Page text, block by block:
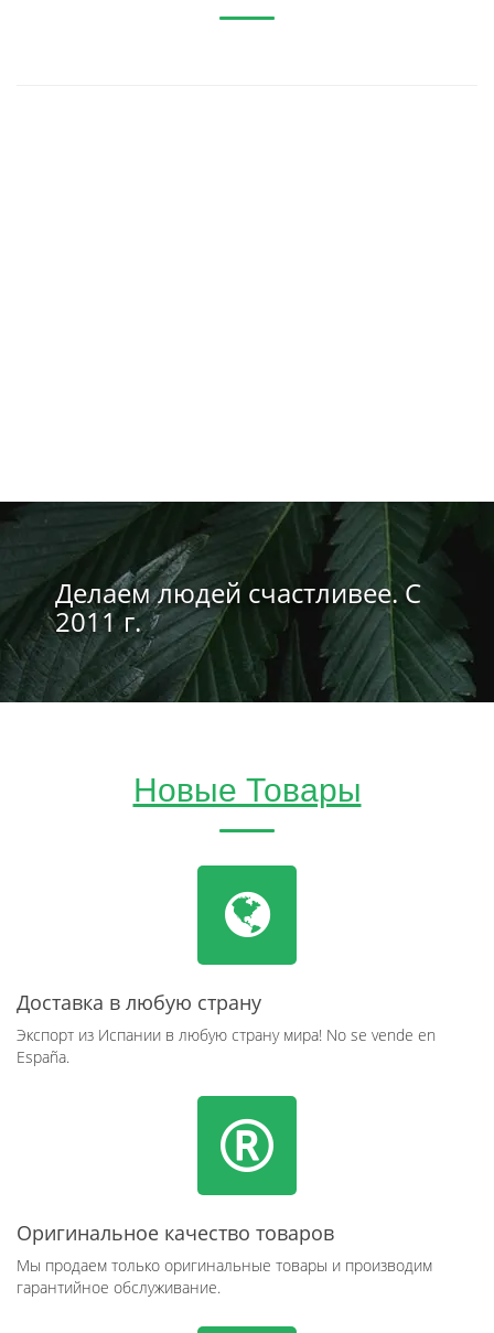
Делаем людей счастливее. С
2011 г.
Новые Товары
Доставка в любую страну
Экспорт из Испании в любую страну мира! No se vende en
España.
Оригинальное качество товаров
Мы продаем только оригинальные товары и производим
гарантийное обслуживание.